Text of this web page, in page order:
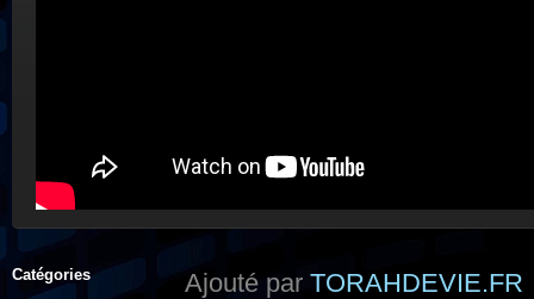
Catégories Ajouté par TORAHDEVIE.FR